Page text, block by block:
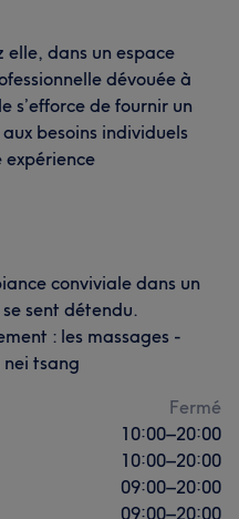
elle, dans un espace
dévouée à
s’efforce de fournir un
besoins individuels
expérience
conviviale dans un
sent détendu.
: les massages -
nei tsang
Fermé
10:00–20:00
10:00–20:00
09:00–20:00
09:00–20:00